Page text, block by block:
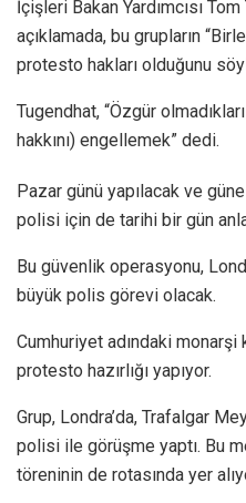
İçişleri Bakan Yardımcısı
açıklamada, bu grupların
protesto hakları olduğunu
Tugendhat, “Özgür
hakkını) engellemek” dedi.
Pazar günü yapılacak ve
polisi için de tarihi bir gün
Bu güvenlik operasyonu,
büyük polis görevi olacak.
Cumhuriyet adındaki monarşi
protesto hazırlığı yapıyor.
Grup, Londra’da, Trafalgar
polisi ile görüşme yaptı. Bu
töreninin de rotasında yer